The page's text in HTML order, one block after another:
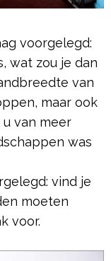
voorgelegd:
wat zou je dan
van
maar ook
van meer
was
vind je
moeten
voor.